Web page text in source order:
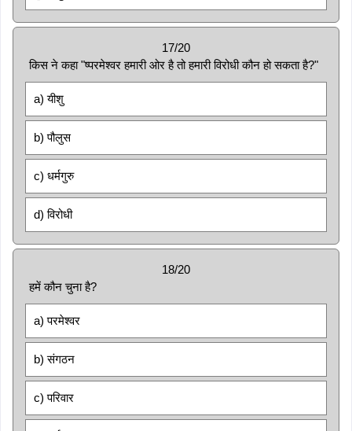
17/20
किस ने कहा "ष्परमेश्वर हमारी ओर है तो हमारी विरोधी कौन हो सकता है?"
a) यीशु
b) पौलुस
c) धर्मगुरु
d) विरोधी
18/20
हमें कौन चुना है?
a) परमेश्वर
b) संगठन
c) परिवार